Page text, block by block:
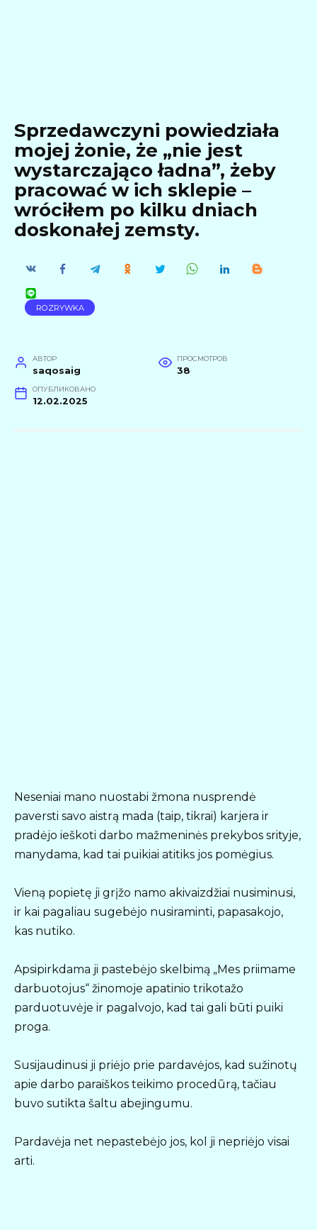
Sprzedawczyni powiedziała
mojej żonie, że „nie jest
wystarczająco ładna”, żeby
pracować w ich sklepie –
wróciłem po kilku dniach
doskonałej zemsty.
ROZRYWKA
АВТОР
saqosaig
ПРОСМОТРОВ
38
ОПУБЛИКОВАНО
12.02.2025
Neseniai mano nuostabi žmona nusprendė
paversti savo aistrą mada (taip, tikrai) karjera ir
pradėjo ieškoti darbo mažmeninės prekybos srityje,
manydama, kad tai puikiai atitiks jos pomėgius.
Vieną popietę ji grįžo namo akivaizdžiai nusiminusi,
ir kai pagaliau sugebėjo nusiraminti, papasakojo,
kas nutiko.
Apsipirkdama ji pastebėjo skelbimą „Mes priimame
darbuotojus“ žinomoje apatinio trikotažo
parduotuvėje ir pagalvojo, kad tai gali būti puiki
proga.
Susijaudinusi ji priėjo prie pardavėjos, kad sužinotų
apie darbo paraiškos teikimo procedūrą, tačiau
buvo sutikta šaltu abejingumu.
Pardavėja net nepastebėjo jos, kol ji nepriėjo visai
arti.